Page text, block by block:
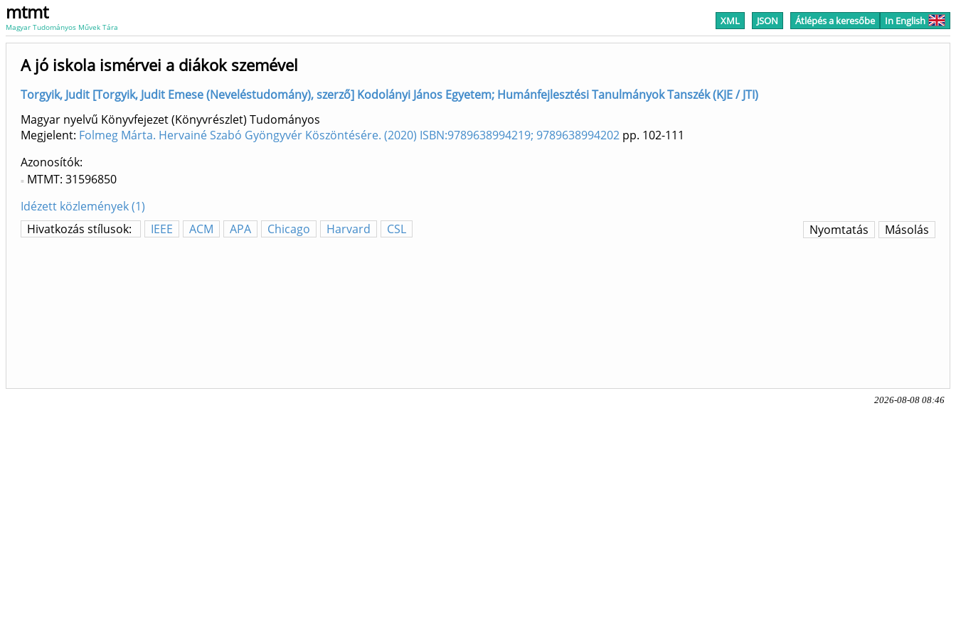
mtmt
Magyar Tudományos Művek Tára XML JSON Átlépés a keresőbe In English
A jó iskola ismérvei a diákok szemével
Torgyik, Judit [Torgyik, Judit Emese (Neveléstudomány), szerző] Kodolányi János Egyetem; Humánfejlesztési Tanulmányok Tanszék (KJE / JTI)
Magyar nyelvű Könyvfejezet (Könyvrészlet) Tudományos
Megjelent: Folmeg Márta. Hervainé Szabó Gyöngyvér Köszöntésére. (2020) ISBN:9789638994219; 9789638994202 pp. 102-111
Azonosítók
MTMT: 31596850
Idézett közlemények (1)
Hivatkozás stílusok:
IEEE ACM APA Chicago Harvard CSL Másolás
Nyomtatás
2026-08-08 08:46